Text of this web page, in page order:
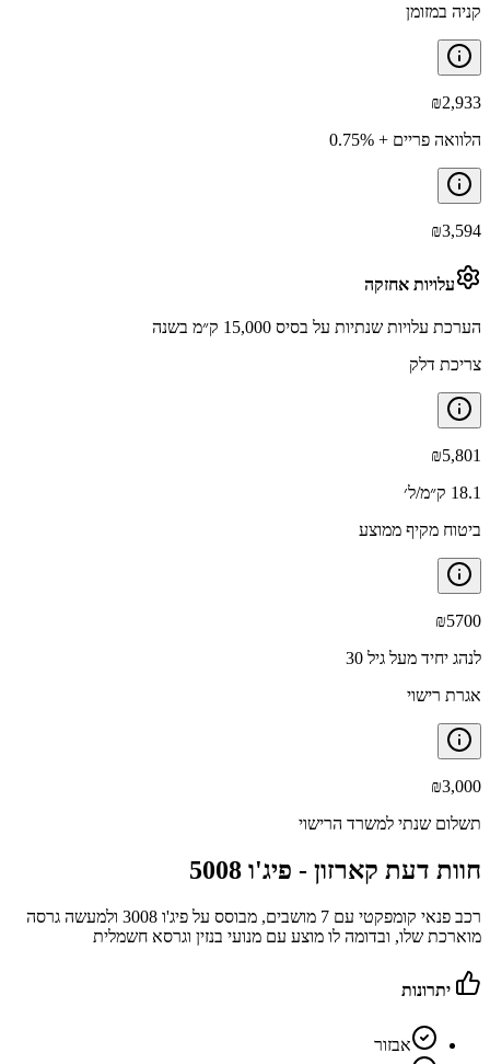
קניה במזומן
₪2,933
הלוואה פריים + 0.75%
₪3,594
עלויות אחזקה
הערכת עלויות שנתיות על בסיס 15,000 ק״מ בשנה
צריכת דלק
₪5,801
18.1 ק״מ/ל׳
ביטוח מקיף ממוצע
₪5700
לנהג יחיד מעל גיל 30
אגרת רישוי
₪3,000
תשלום שנתי למשרד הרישוי
חוות דעת קארזון - פיג'ו 5008
רכב פנאי קומפקטי עם 7 מושבים, מבוסס על פיג'ו 3008 ולמעשה גרסה
מוארכת שלו, ובדומה לו מוצע עם מנועי בנזין וגרסא חשמלית
יתרונות
אבזור